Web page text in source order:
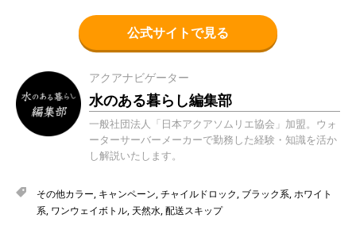
公式サイトで見る
アクアナビゲーター
水のある暮らし編集部
一般社団法人「日本アクアソムリエ協会」加盟。ウォ
ーターサーバーメーカーで勤務した経験・知識を活か
し解説いたします。
その他カラー, キャンペーン,チャイルドロック, ブラック系,ホワイト
系, ワンウェイボトル, 天然水,配送スキップ